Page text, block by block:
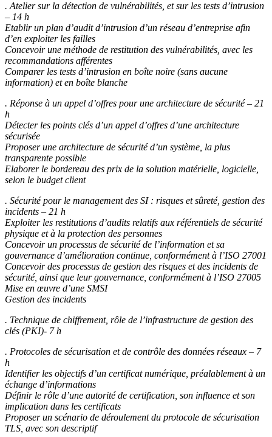
. Atelier sur la détection de vulnérabilités, et sur les tests d’intrusion
– 14 h
Etablir un plan d’audit d’intrusion d’un réseau d’entreprise afin
d’en exploiter les failles
Concevoir une méthode de restitution des vulnérabilités, avec les
recommandations afférentes
Comparer les tests d’intrusion en boîte noire (sans aucune
information) et en boîte blanche
. Réponse à un appel d’offres pour une architecture de sécurité – 21
h
Détecter les points clés d’un appel d’offres d’une architecture
sécurisée
Proposer une architecture de sécurité d’un système, la plus
transparente possible
Elaborer le bordereau des prix de la solution matérielle, logicielle,
selon le budget client
. Sécurité pour le management des SI : risques et sûreté, gestion des
incidents – 21 h
Exploiter les restitutions d’audits relatifs aux référentiels de sécurité
physique et à la protection des personnes
Concevoir un processus de sécurité de l’information et sa
gouvernance d’amélioration continue, conformément à l’ISO 27001
Concevoir des processus de gestion des risques et des incidents de
sécurité, ainsi que leur gouvernance, conformément à l’ISO 27005
Mise en œuvre d’une SMSI
Gestion des incidents
. Technique de chiffrement, rôle de l’infrastructure de gestion des
clés (PKI)- 7 h
. Protocoles de sécurisation et de contrôle des données réseaux – 7
h
Identifier les objectifs d’un certificat numérique, préalablement à un
échange d’informations
Définir le rôle d’une autorité de certification, son influence et son
implication dans les certificats
Proposer un scénario de déroulement du protocole de sécurisation
TLS, avec son descriptif